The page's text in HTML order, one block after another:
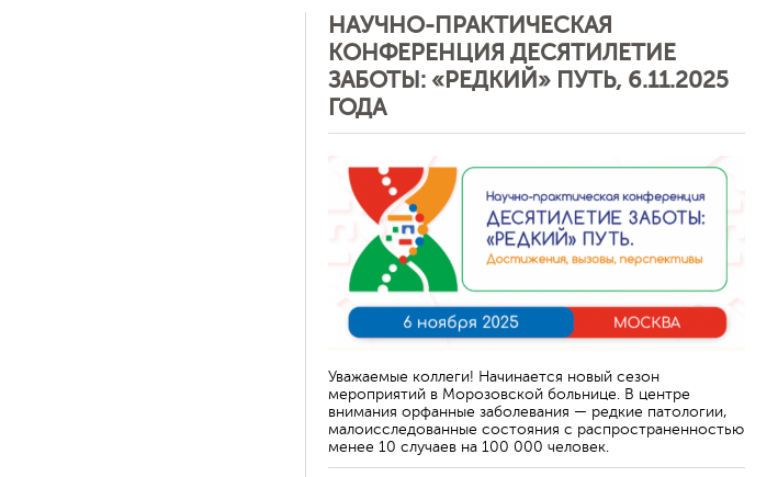
НАУЧНО-ПРАКТИЧЕСКАЯ
КОНФЕРЕНЦИЯ ДЕСЯТИЛЕТИЕ
ЗАБОТЫ: «РЕДКИЙ» ПУТЬ, 6.11.2025
ГОДА
Уважаемые коллеги! Начинается новый сезон
мероприятий в Морозовской больнице. В центре
внимания орфанные заболевания — редкие патологии,
малоисследованные состояния с распространенностью
менее 10 случаев на 100 000 человек.
Отменить